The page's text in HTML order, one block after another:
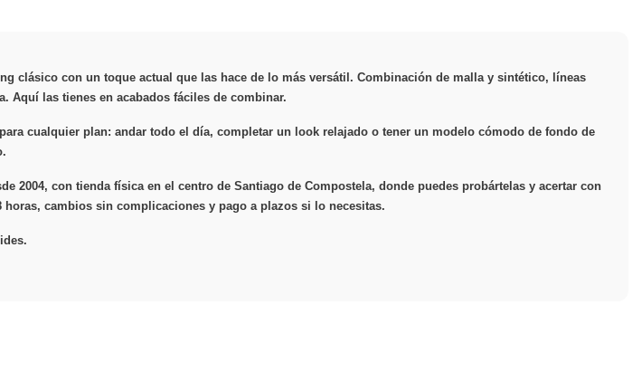
clásico con un toque actual que las hace de lo más versátil. Combinación de malla y sintético, líneas
Aquí las tienes en acabados fáciles de combinar.
cualquier plan: andar todo el día, completar un look relajado o tener un modelo cómodo de fondo de
2004, con tienda física en el centro de Santiago de Compostela, donde puedes probártelas y acertar con
horas, cambios sin complicaciones y pago a plazos si lo necesitas.